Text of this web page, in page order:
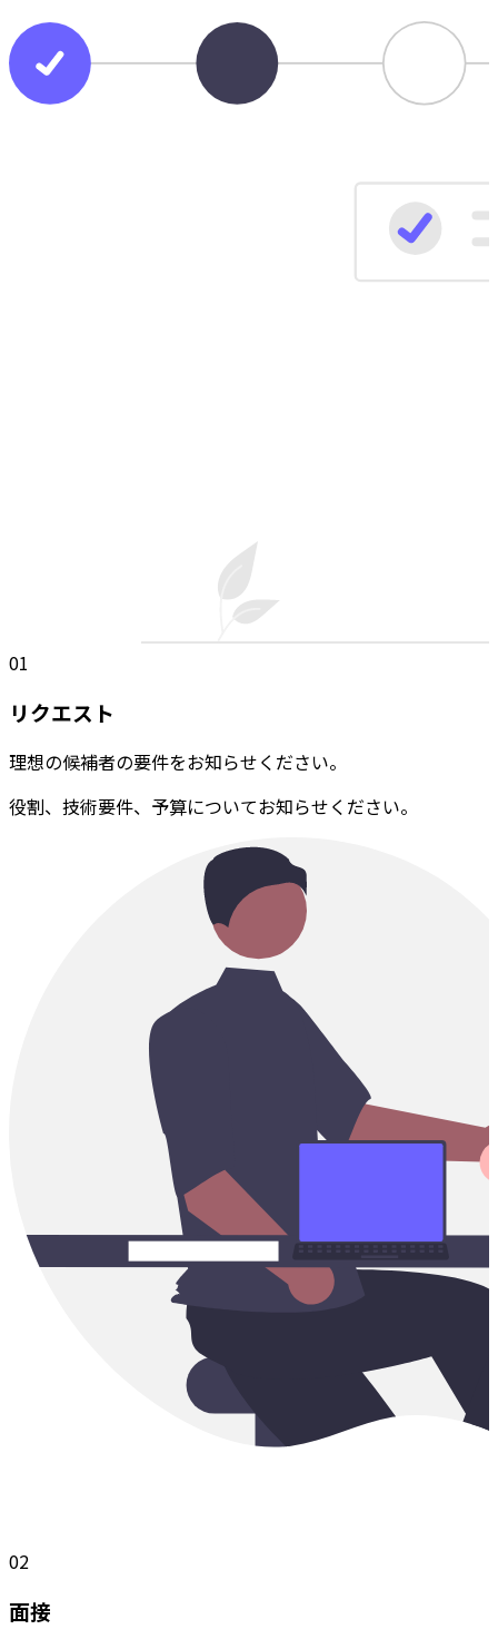
01
リクエスト
理想の候補者の要件をお知らせください。
役割、技術要件、予算についてお知らせください。
02
面接